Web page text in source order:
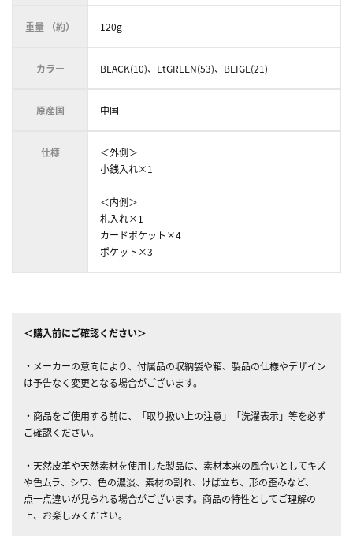
重量 （約） 120g
カラー BLACK(10)、LtGREEN(53)、BEIGE(21)
原産国 中国
仕様
＜外側＞
小銭入れ×1
＜内側＞
札入れ×1
カードポケット×4
ポケット×3
＜購入前にご確認ください＞
・メーカーの意向により、付属品の収納袋や箱、製品の仕様やデザイン
は予告なく変更となる場合がございます。
・商品をご使用する前に、「取り扱い上の注意」「洗濯表示」等を必ず
ご確認ください。
・天然皮革や天然素材を使用した製品は、素材本来の風合いとしてキズ
や色ムラ、シワ、色の濃淡、素材の割れ、けば立ち、形の歪みなど、一
点一点違いが見られる場合がございます。商品の特性としてご理解の
上、お楽しみください。